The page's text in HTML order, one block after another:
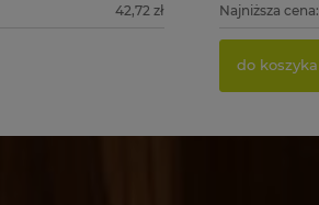
42,72 zł Najniższa cena:
do koszyka